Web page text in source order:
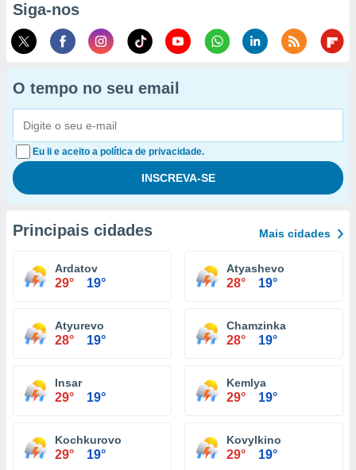
Siga-nos
O tempo no seu email
Eu li e aceito a política de privacidade.
Principais cidades Mais cidades
Ardatov
29° 19°
Atyashevo
28° 19°
Atyurevo
28° 19°
Chamzinka
28° 19°
Insar
29° 19°
Kemlya
29° 19°
Kochkurovo
29° 19°
Kovylkino
29° 19°